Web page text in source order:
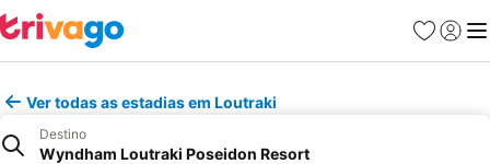
Favoritos
Iniciar
Ver todas as estadias em Loutraki
Destino
Wyndham Loutraki Poseidon Resort